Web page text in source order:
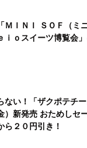
ＭＩＮＩ ＳＯＦ（ミ
ｏスイーツ博覧会」
い！「ザクポテチー
）新発売 おためし
ら２０円引き！